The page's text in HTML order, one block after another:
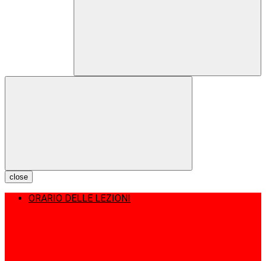
close
ORARIO DELLE LEZIONI